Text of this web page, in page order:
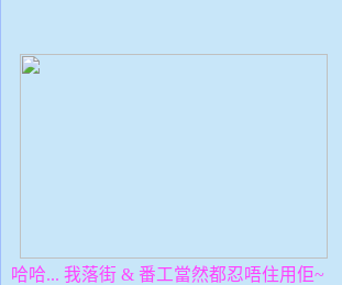
哈哈... 我落街 & 番工當然都忍唔住用佢~